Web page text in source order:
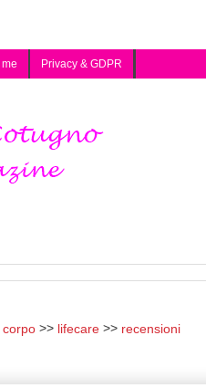
Privacy & GDPR
lifecare
recensioni